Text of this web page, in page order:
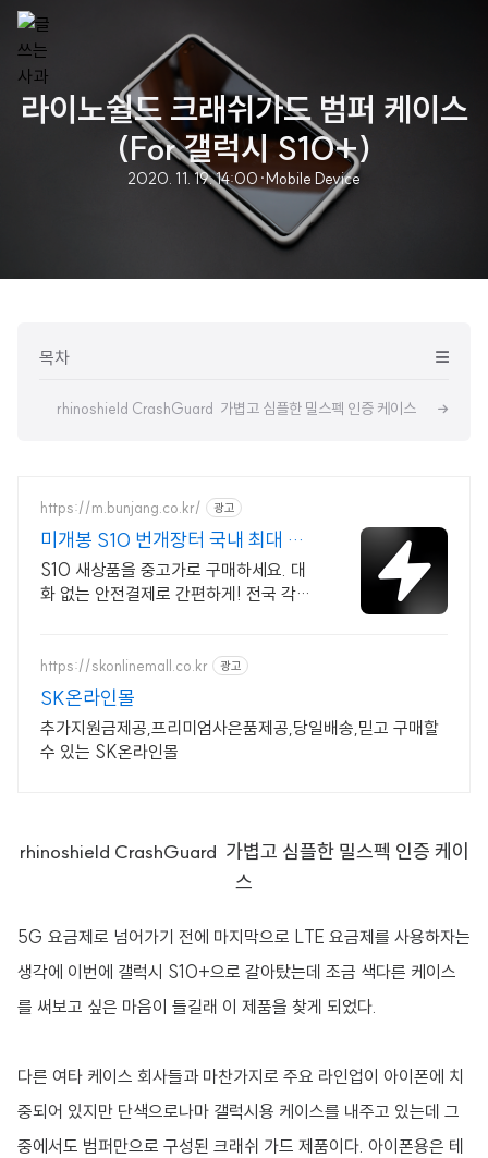
라이노쉴드 크래쉬가드 범퍼 케이스
(For 갤럭시 S10+)
2020. 11. 19. 14:00 ·Mobile Device
목차
rhinoshield CrashGuard 가볍고 심플한 밀스펙 인증 케이스
https://m.bunjang.co.kr/ 광고
미개봉 S10 번개장터 국내 최대 브
랜드 중고거래
S10 새상품을 중고가로 구매하세요. 대
화 없는 안전결제로 간편하게! 전국 각지
https://skonlinemall.co.kr 광고
SK온라인몰
추가지원금제공,프리미엄사은품제공,당일배송,믿고 구매할
수 있는 SK온라인몰
rhinoshield CrashGuard 가볍고 심플한 밀스펙 인증 케이
스
5G 요금제로 넘어가기 전에 마지막으로 LTE 요금제를 사용하자는
생각에 이번에 갤럭시 S10+으로 갈아탔는데 조금 색다른 케이스
를 써보고 싶은 마음이 들길래 이 제품을 찾게 되었다.
다른 여타 케이스 회사들과 마찬가지로 주요 라인업이 아이폰에 치
중되어 있지만 단색으로나마 갤럭시용 케이스를 내주고 있는데 그
중에서도 범퍼만으로 구성된 크래쉬 가드 제품이다. 아이폰용은 테